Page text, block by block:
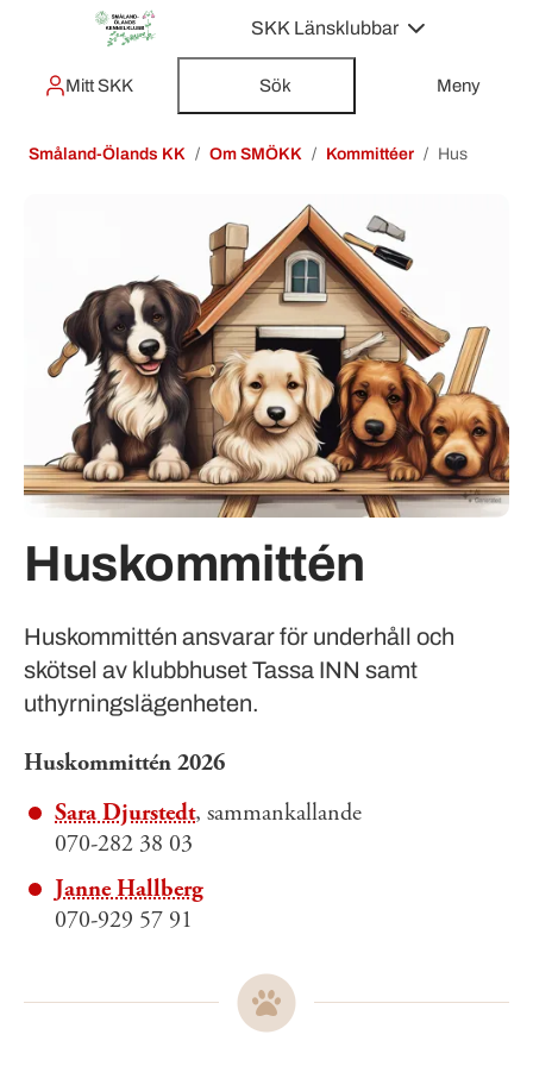
SKK Länsklubbar
Mitt SKK Sök Meny
Småland-Ölands KK Om SMÖKK Kommittéer Hus
Huskommittén
Huskommittén ansvarar för underhåll och
skötsel av klubbhuset Tassa INN samt
uthyrningslägenheten.
Huskommittén 2026
Sara Djurstedt, sammankallande
070-282 38 03
Janne Hallberg
070-929 57 91